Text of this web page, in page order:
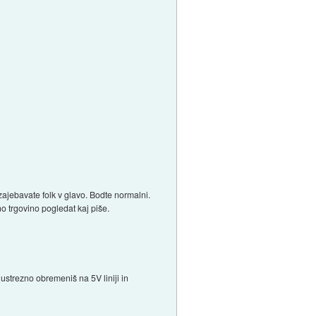
folk v glavo. Bodte normalni.
trgovino pogledat kaj piše.
obremeniš na 5V liniji in